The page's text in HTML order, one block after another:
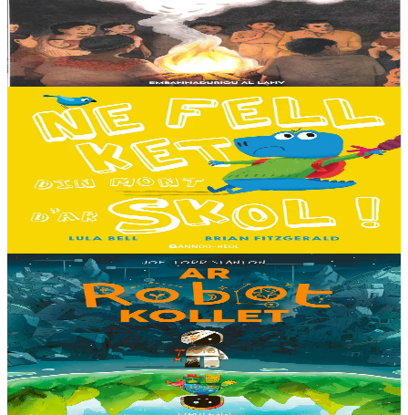
Tout en haut des vertes collines, là où les montagnes se couvrent du
brouillard des matinées feutrées, est perché le petit village maya de
Sakamch'en....
En stock11,00 €
3 ans et plus
Bannoù-heol
I don't want to go to school!
C'est le premier jour d'école des Souris et des Dinosaures. Ils n'ont
pas envie d'y aller. Mais quand les cours commencent, une très
grande surprise les attend…...
13,00 €
8 ans et plus
Timilenn
The Lost Robot
Au cœur d’une décharge, un petit robot brisé s’éveille. Il ne se
souvient plus d’où il vient ni depuis combien de temps il est là, mais
il sait qu’il n’est pas à sa place....